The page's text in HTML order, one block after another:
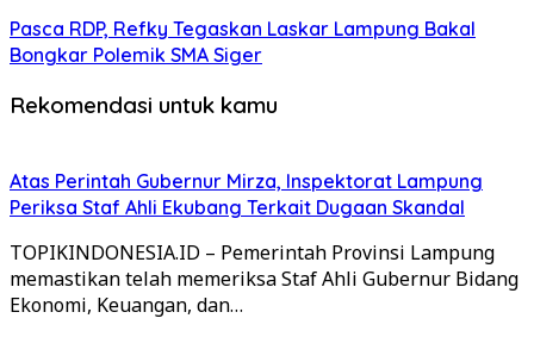
Pasca RDP, Refky Tegaskan Laskar Lampung Bakal
Bongkar Polemik SMA Siger
Rekomendasi untuk kamu
Atas Perintah Gubernur Mirza, Inspektorat Lampung
Periksa Staf Ahli Ekubang Terkait Dugaan Skandal
TOPIKINDONESIA.ID – Pemerintah Provinsi Lampung
memastikan telah memeriksa Staf Ahli Gubernur Bidang
Ekonomi, Keuangan, dan…